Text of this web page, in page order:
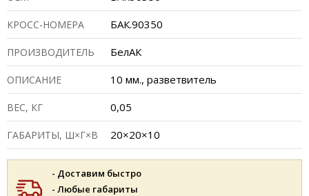
КРОСС-НОМЕРА БАК.90350
ПРОИЗВОДИТЕЛЬ БелАК
ОПИСАНИЕ 10 мм., разветвитель
ВЕС, КГ 0,05
ГАБАРИТЫ, Ш×Г×В 20×20×10
- Доставим быстро
- Любые габариты